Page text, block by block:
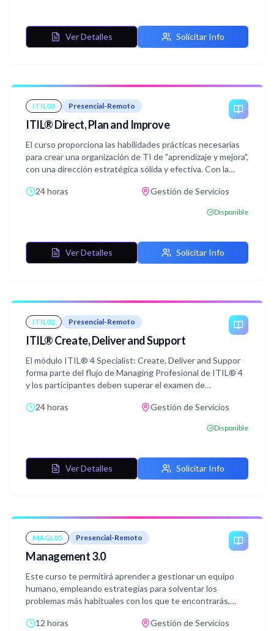
mantener y desarrolló relaciones de Servicio efectivas a
de Servicio en el papel de proveedor de servicios y
consumidores, dando soporte a la Interacción y la
comunicación efectivas.
ejercicios y ejemplos incluidos en el curso, adquirirás
conocimientos relevantes para superar el examen de
certificación ITIL® 4 Specialist: Drive Stakeholder Value.
Ver Detalles Solicitar Info
ITIL03 Presencial-Remoto
ITIL® Direct, Plan and Improve
El curso proporciona las habilidades prácticas necesarias
para crear una organización de TI de "aprendizaje y mejora",
con una dirección estratégica sólida y efectiva. Con la
actividades, ejercicios y ejemplos incluidos en el curso,
examen de certificación ITIL® Strategist: Direct, Plan,
Este curso está diseñado para proporcionar a los
profesionales un método práctico y estratégico para
planificar y brindar una mejora continua con la agilidad
desarrollar un equipo que mejore continuamente. Cubrirá
elementos prácticos y estratégicos
24 horas Gestión de Servicios
Disponible
Ver Detalles Solicitar Info
ITIL02 Presencial-Remoto
ITIL® Create, Deliver and Support
El módulo ITIL® 4 Specialist: Create, Deliver and Suppor
forma parte del flujo de Managing Profesional de ITIL® 4
y los participantes deben superar el examen de
Managing Professional (MP). El curso se centra en la
crear, proporcionar y apoyar productos y servicios
prácticas, métodos y herramientas de soporte.
Con ayuda de conceptos y terminología ITIL® 4, ejercicios
certificación ITIL® 4 Create, Deliver, and Support.
24 horas Gestión de Servicios
Disponible
Ver Detalles Solicitar Info
MAGL05 Presencial-Remoto
Management 3.0
Este curso te permitirá aprender a gestionar un equipo
humano, empleando estrategias para solventar los
problemas más habituales con los que te encontrarás,
para que el equipo esté cohesionado.
12 horas Gestión de Servicios